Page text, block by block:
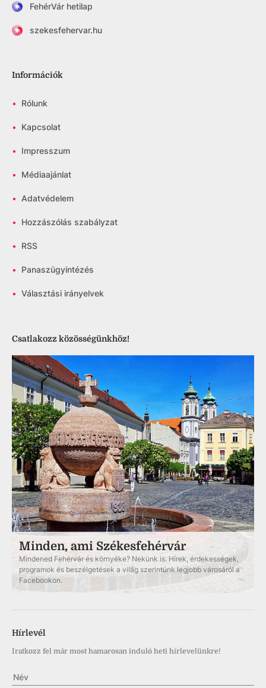
FehérVár hetilap
szekesfehervar.hu
Információk
• Rólunk
• Kapcsolat
• Impresszum
• Médiaajánlat
• Adatvédelem
• Hozzászólás szabályzat
• RSS
• Panaszügyintézés
• Választási irányelvek
Csatlakozz közösségünkhöz!
Minden, ami Székesfehérvár
Mindened Fehérvár és környéke? Nekünk is. Hírek, érdekességek,
programok és beszélgetések a világ szerintünk legjobb városáról a
Facebookon.
Hírlevél
Iratkozz fel már most hamarosan induló heti hírlevelünkre!